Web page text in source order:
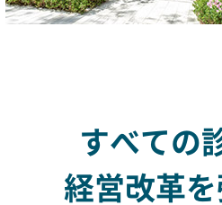
すべての
経営改革